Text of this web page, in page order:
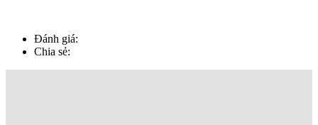
Đánh giá:
Chia sẻ: